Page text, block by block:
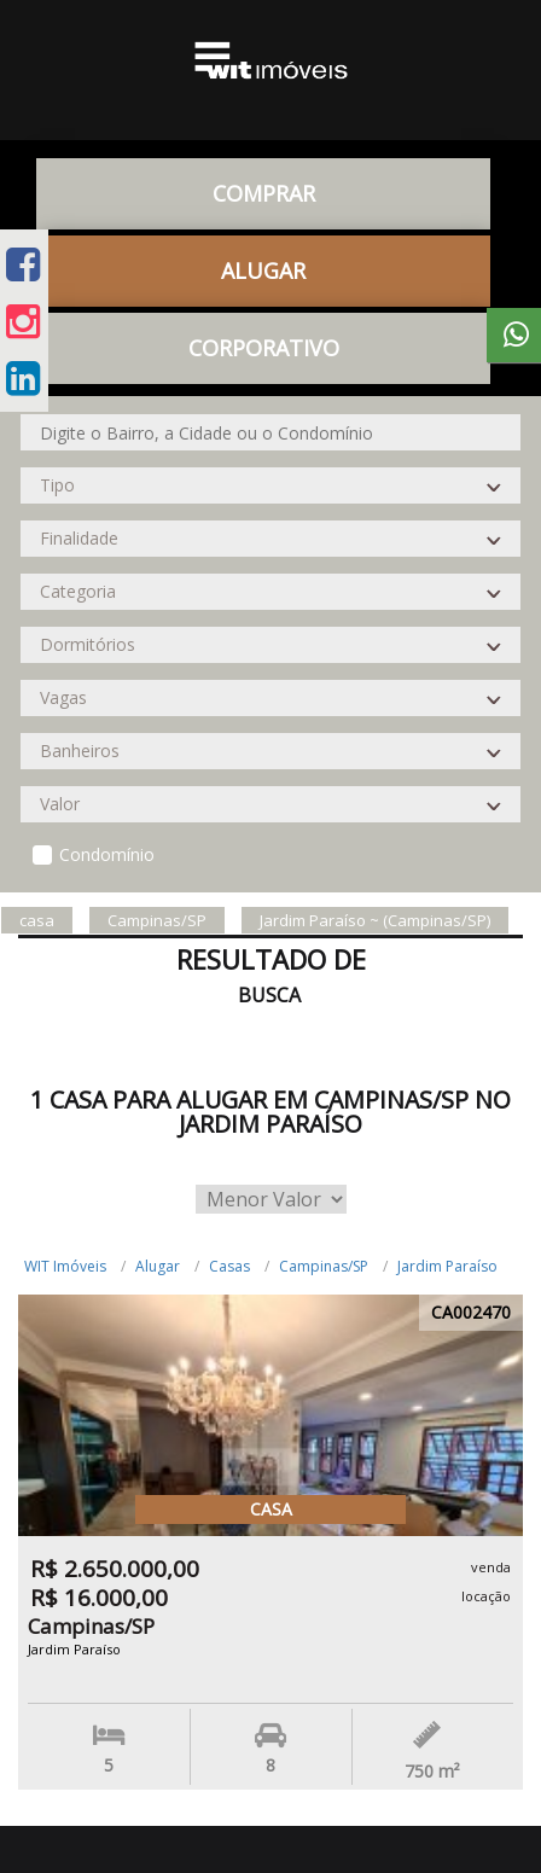
COMPRAR
ALUGAR
CORPORATIVO
Condomínio
casa Campinas/SP Jardim Paraíso ~ (Campinas/SP)
RESULTADO DE
BUSCA
1 CASA PARA ALUGAR EM CAMPINAS/SP NO
JARDIM PARAÍSO
WIT Imóveis Alugar Casas Campinas/SP Jardim Paraíso
CA002470
CASA
R$ 2.650.000,00 venda
R$ 16.000,00 locação
Campinas/SP
Jardim Paraíso
5 8 750 m²